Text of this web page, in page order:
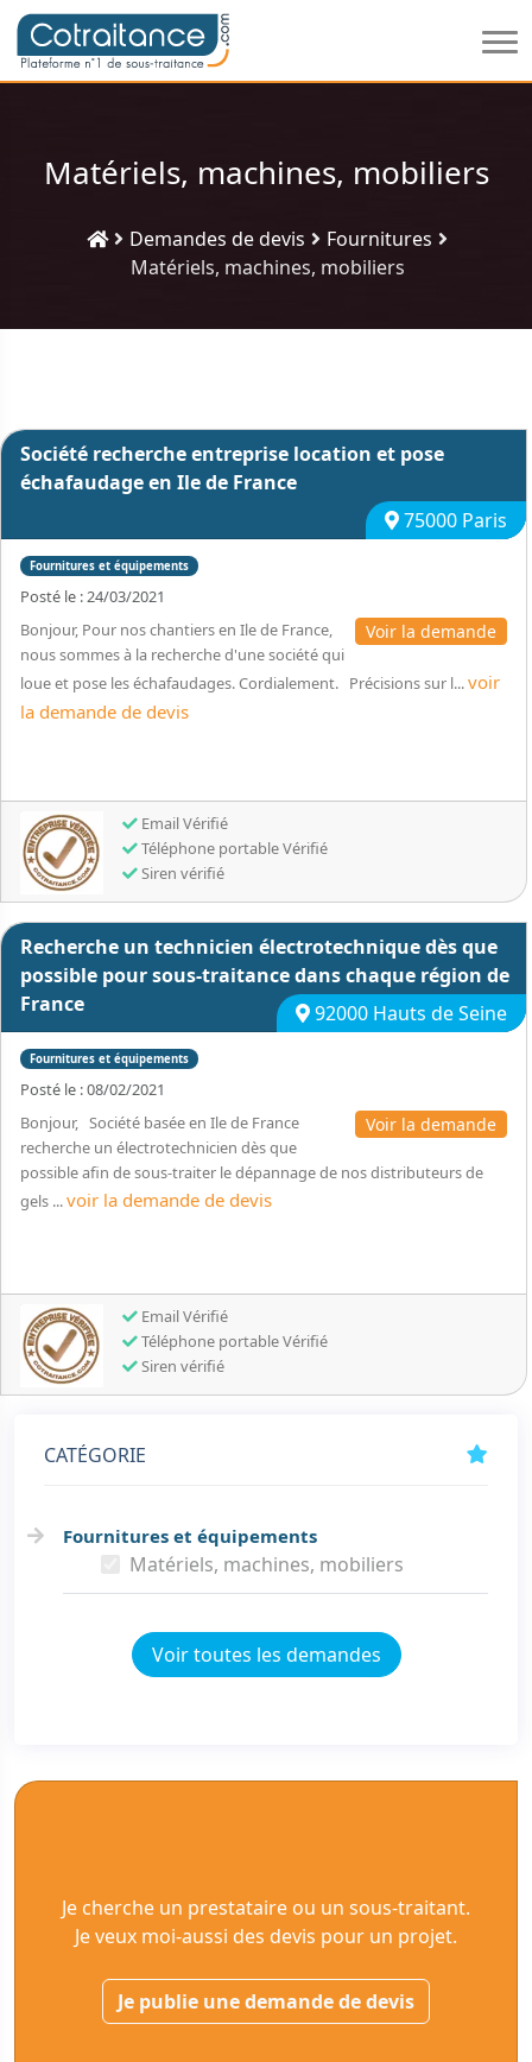
Matériels, machines, mobiliers
Demandes de devis
Fournitures
Matériels, machines, mobiliers
Société recherche entreprise location et pose
échafaudage en Ile de France
75000 Paris
Fournitures et équipements
Posté le : 24/03/2021
Voir la demande
Bonjour, Pour nos chantiers en Ile de France,
nous sommes à la recherche d'une société qui
loue et pose les échafaudages. Cordialement. Précisions sur l...voir
la demande de devis
Email Vérifié
Téléphone portable Vérifié
Siren vérifié
Recherche un technicien électrotechnique dès que
possible pour sous-traitance dans chaque région de
France
92000 Hauts de Seine
Fournitures et équipements
Posté le : 08/02/2021
Voir la demande
Bonjour, Société basée en Ile de France
recherche un électrotechnicien dès que
possible afin de sous-traiter le dépannage de nos distributeurs de
gels ...voir la demande de devis
Email Vérifié
Téléphone portable Vérifié
Siren vérifié
CATÉGORIE
Fournitures et équipements
Matériels, machines, mobiliers
Voir toutes les demandes
Je cherche un prestataire ou un sous-traitant.
Je veux moi-aussi des devis pour un projet.
Je publie une demande de devis